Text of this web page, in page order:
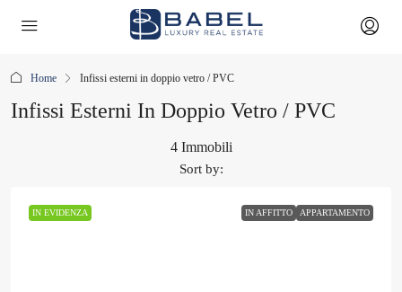
Home Infissi esterni in doppio vetro / PVC
Infissi Esterni In Doppio Vetro / PVC
4 Immobili
Sort by:
IN EVIDENZA IN AFFITTO APPARTAMENTO